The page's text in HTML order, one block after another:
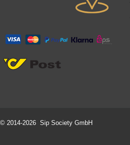
© 2014-2026 Sip Society GmbH